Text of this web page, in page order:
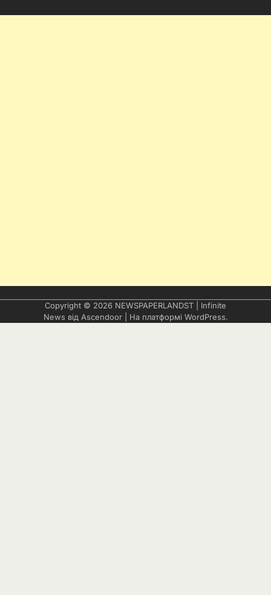
Copyright © 2026 NEWSPAPERLANDST | Infinite
News від Ascendoor| На платформі WordPress.